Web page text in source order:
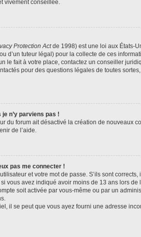
vivement conseillée.
Protection Actde 1998) est une loi aux États-
d’un tuteur légal) pour la collecte de ces
le fait à votre place, contactez un conseiller
pour des questions légales de toutes
n’y parviens pas !
du forum ait désactivé la création de
de l’aide.
pas me connecter !
et votre mot de passe. S’ils sont
vous avez indiqué avoir moins de 13 ans lors
soit activée par vous-même ou par un
il se peut que vous ayez fourni une adresse